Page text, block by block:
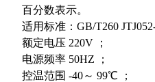
百分数表示。
适用标准：GB/T260
额定电压 220V ；
电源频率 50HZ ；
控温范围 -40～ 99℃ ；